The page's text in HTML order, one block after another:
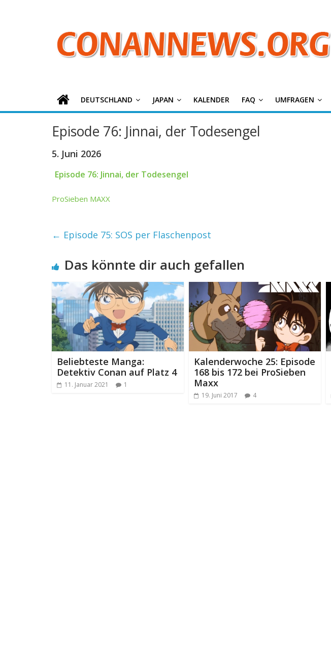
Detektiv
Conan
News
DEUTSCHLAND JAPAN KALENDER FAQ UMFRAGEN
Episode 76: Jinnai, der Todesengel
5. Juni 2026
Episode 76: Jinnai, der Todesengel
ProSieben MAXX
← Episode 75: SOS per Flaschenpost
Das könnte dir auch gefallen
Beliebteste Manga:
Detektiv Conan auf Platz 4
11. Januar 2021 1
Kalenderwoche 25: Episode
168 bis 172 bei ProSieben
Maxx
19. Juni 2017 4